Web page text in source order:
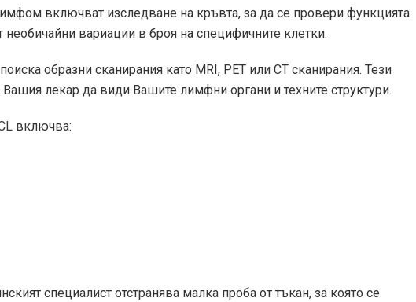
включват изследване на кръвта, за да се провери функцията
необичайни вариации в броя на специфичните клетки.
образни сканирания като MRI, PET или CT сканирания. Тези
Вашия лекар да види Вашите лимфни органи и техните структури.
включва:
специалист отстранява малка проба от тъкан, за която се